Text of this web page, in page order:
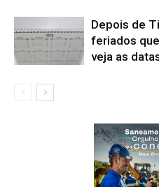
Depois de
feriados
veja as